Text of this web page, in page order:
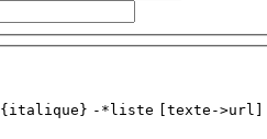
{italique} -*liste [texte->url]